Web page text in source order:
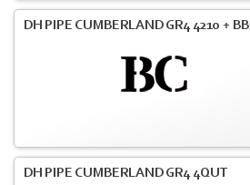
DH PIPE CUMBERLAND GR4 4210 +
DH PIPE CUMBERLAND GR4 4QUT